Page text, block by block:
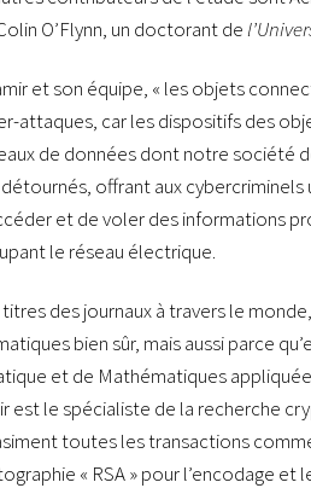
O’Flynn, un doctorant de
et son équipe, « les objets
attaques, car les dispositifs des
de données dont notre société
offrant aux
et de voler des informations
le réseau électrique.
titres des journaux à travers le
bien sûr, mais aussi parce
et de Mathématiques
est le spécialiste de la recherche
toutes les transactions
« RSA » pour l’encodage